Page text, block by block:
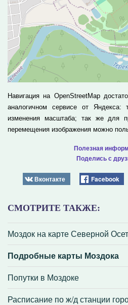
СМОТРИТЕ ТАКЖЕ:
Моздок на карте Северной
Подробные карты Моздока
Попутки в Моздоке
Расписание по ж/д станции
Навигация на OpenStreetMap
аналогичном сервисе от Яндекса:
изменения масштаба; так же для
перемещения изображения можно
Полезная
Поделись с
Вконтакте Facebook